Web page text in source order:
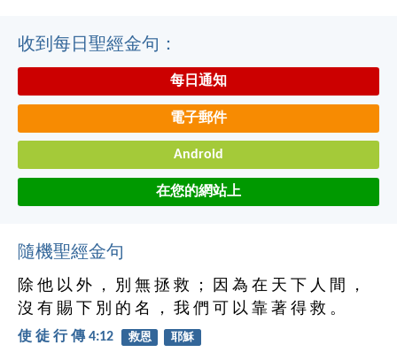
收到每日聖經金句：
每日通知
電子郵件
Android
在您的網站上
隨機聖經金句
除 他 以 外 ， 別 無 拯 救 ； 因 為 在 天 下 人 間 ，
沒 有 賜 下 別 的 名 ， 我 們 可 以 靠 著 得 救 。
使 徒 行 傳 4:12 救恩 耶穌